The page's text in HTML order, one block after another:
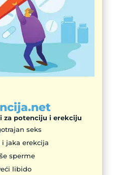
za potenciju i erekciju
seks
i jaka erekcija
sperme
libido